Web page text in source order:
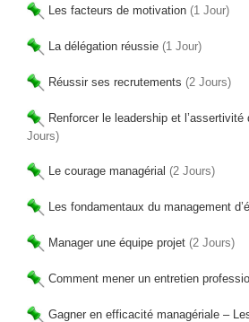
Les facteurs de motivation (1 Jour)
La délégation réussie (1 Jour)
Réussir ses recrutements (2 Jours)
Renforcer le leadership et
Jours)
Le courage managérial (2 Jours)
Les fondamentaux du management
Manager une équipe projet (2 Jours)
Comment mener un entretien
Gagner en efficacité managériale –